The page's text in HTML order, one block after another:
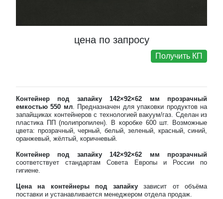
цена по запросу
Получить КП
Контейнер под запайку 142×92×62 мм прозрачный
емкостью 550 мл. Предназначен для упаковки продуктов на
запайщиках контейнеров с технологией вакуум/газ. Сделан из
пластика ПП (полипропилен). В коробке 600 шт. Возможные
цвета: прозрачный, черный, белый, зеленый, красный, синий,
оранжевый, жёлтый, коричневый.
Контейнер под запайку 142×92×62 мм прозрачный
соответствует стандартам Совета Европы и России по
гигиене.
Цена на контейнеры под запайкузависит от объёма
поставки и устанавливается менеджером отдела продаж.